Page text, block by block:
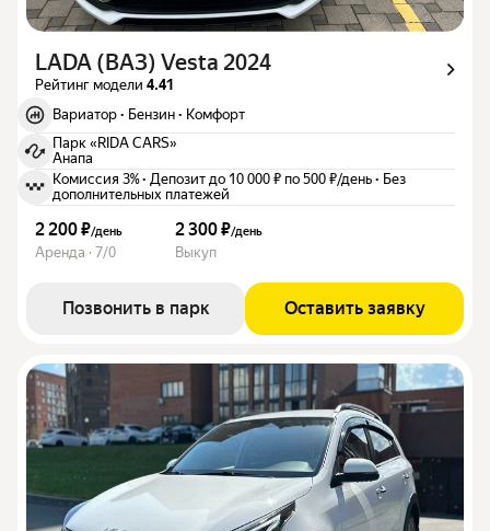
LADA (ВАЗ) Vesta 2024
Рейтинг модели 4.41
Вариатор · Бензин · Комфорт
Парк «RIDA CARS»
Анапа
Комиссия 3%· Депозит до 10 000 ₽ по 500 ₽/день · Без
дополнительных платежей
2 200 ₽/день
Аренда · 7/0
2 300 ₽/день
Выкуп
Позвонить в парк Оставить заявку